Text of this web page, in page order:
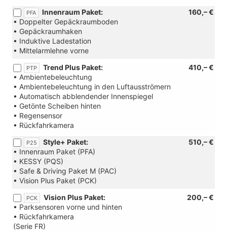
PFA 160,– €
Innenraum Paket:
• Doppelter Gepäckraumboden
• Gepäckraumhaken
• Induktive Ladestation
• Mittelarmlehne vorne
PTP 410,– €
Trend Plus Paket:
• Ambientebeleuchtung
• Ambientebeleuchtung in den Luftausströmern
• Automatisch abblendender Innenspiegel
• Getönte Scheiben hinten
• Regensensor
• Rückfahrkamera
P25 510,– €
Style+ Paket:
• Innenraum Paket (PFA)
• KESSY (PQS)
• Safe & Driving Paket M (PAC)
• Vision Plus Paket (PCK)
PCK 200,– €
Vision Plus Paket:
• Parksensoren vorne und hinten
• Rückfahrkamera
(Serie FR)